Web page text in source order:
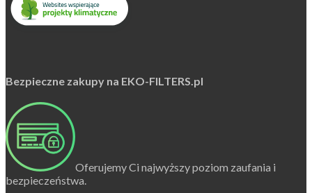
Bezpieczne zakupy na EKO-FILTERS.pl
Oferujemy Ci najwyższy poziom zaufania i
bezpieczeństwa.